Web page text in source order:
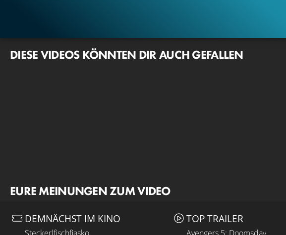
DIESE VIDEOS KÖNNTEN DIR AUCH GEFALLEN
EURE MEINUNGEN ZUM VIDEO
DEMNÄCHST IM KINO TOP TRAILER